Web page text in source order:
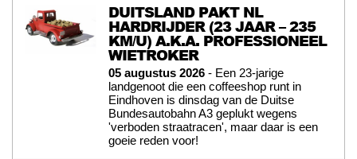
DUITSLAND PAKT NL
HARDRIJDER (23 JAAR – 235
KM/U) A.K.A. PROFESSIONEEL
WIETROKER
05 augustus 2026 - Een 23-jarige
landgenoot die een coffeeshop runt in
Eindhoven is dinsdag van de Duitse
Bundesautobahn A3 geplukt wegens
'verboden straatracen', maar daar is een
goeie reden voor!